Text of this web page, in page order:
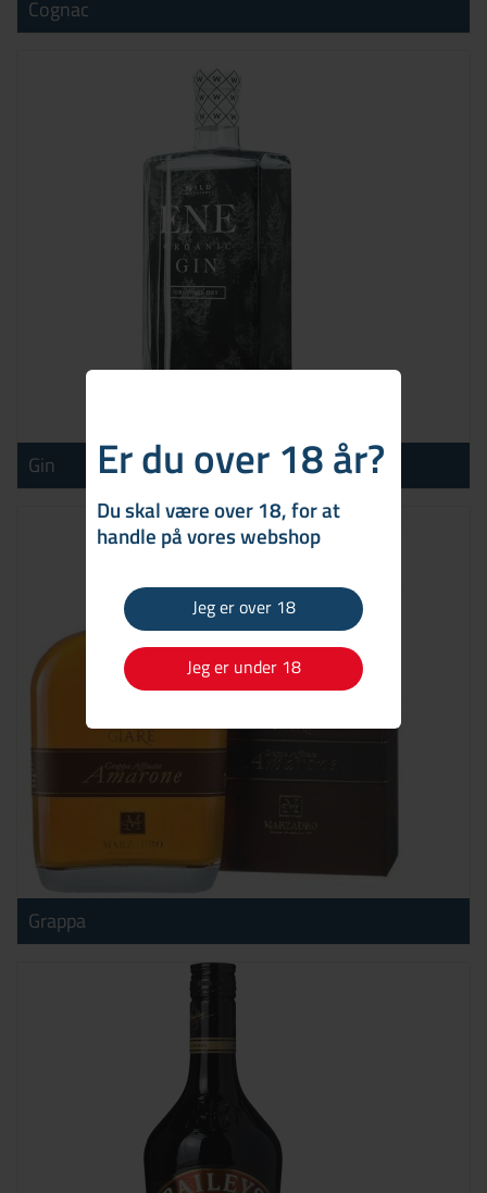
Er du over 18 år?
Du skal være over 18, for at
handle på vores webshop
Jeg er over 18
Jeg er under 18
Cognac
Gin
Grappa